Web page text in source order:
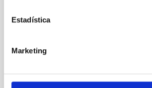
Estadística
Marketing
(SMBH) activity on habitability has
attention, the specific effects of active
on planetary atmospheres remain
investigating the relationship between
at the